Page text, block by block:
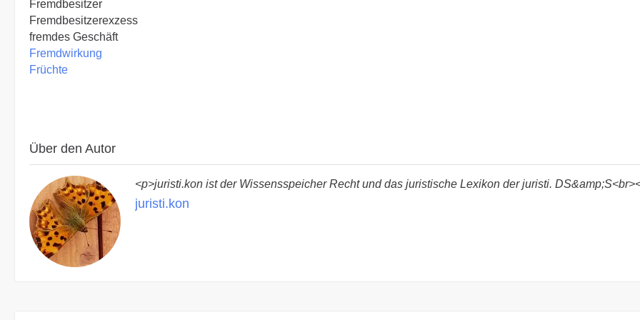
Fremdbesitzer
Fremdbesitzerexzess
fremdes Geschäft
Fremdwirkung
Früchte
Über den Autor
<p>juristi.kon ist der Wissensspeicher Recht und das juristische Lexikon der juristi.
juristi.kon